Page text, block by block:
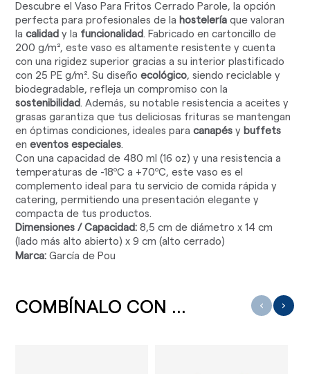
Descubre el Vaso Para Fritos Cerrado Parole, la opción
perfecta para profesionales de la hostelería que valoran
lacalidad y la funcionalidad . Fabricado en cartoncillo de
200 g/m², este vaso es altamente resistente y cuenta
con una rigidez superior gracias a su interior plastificado
con 25 PE g/m². Su diseñoecológico, siendo reciclable y
biodegradable, refleja un compromiso con la
sostenibilidad . Además, su notable resistencia a aceites y
grasas garantiza que tus deliciosas frituras se mantengan
en óptimas condiciones, ideales paracanapés y buffets
eneventos especiales.
Con una capacidad de 480 ml (16 oz) y una resistencia a
temperaturas de -18ºC a +70ºC, este vaso es el
complemento ideal para tu servicio de comida rápida y
catering, permitiendo una presentación elegante y
compacta de tus productos.
Dimensiones / Capacidad: 8,5 cm de diámetro x 14 cm
(lado más alto abierto) x 9 cm (alto cerrado)
Marca: García de Pou
COMBÍNALO CON ... ‹ ›